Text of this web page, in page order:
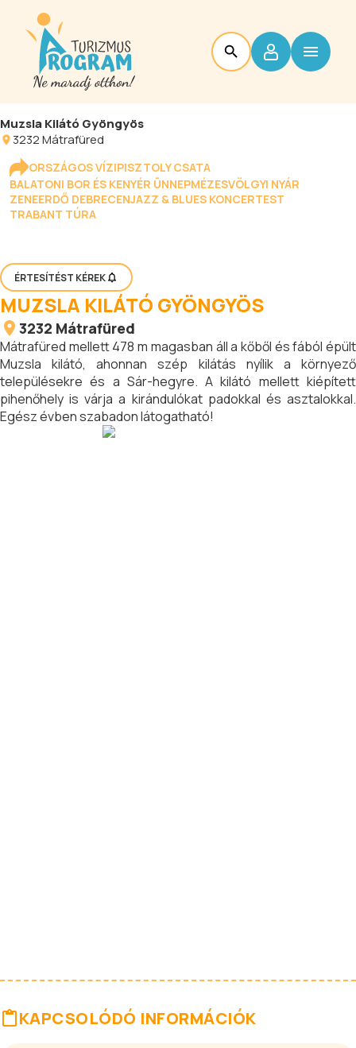
Muzsla Kilátó Gyöngyös
3232Mátrafüred
ORSZÁGOS VÍZIPISZTOLY CSATA
BALATONI BOR ÉS KENYÉR ÜNNEPMÉZESVÖLGYI NYÁR
ZENEERDŐ DEBRECENJAZZ & BLUES KONCERTEST
TRABANT TÚRA
ÉRTESÍTÉST KÉREK
MUZSLA KILÁTÓ GYÖNGYÖS
3232 Mátrafüred
Mátrafüred mellett 478 m magasban áll a kőből és fából épült
Muzsla kilátó, ahonnan szép kilátás nyílik a környező
településekre és a Sár-hegyre. A kilátó mellett kiépített
pihenőhely is várja a kirándulókat padokkal és asztalokkal.
Egész évben szabadon látogatható!
KAPCSOLÓDÓ INFORMÁCIÓK